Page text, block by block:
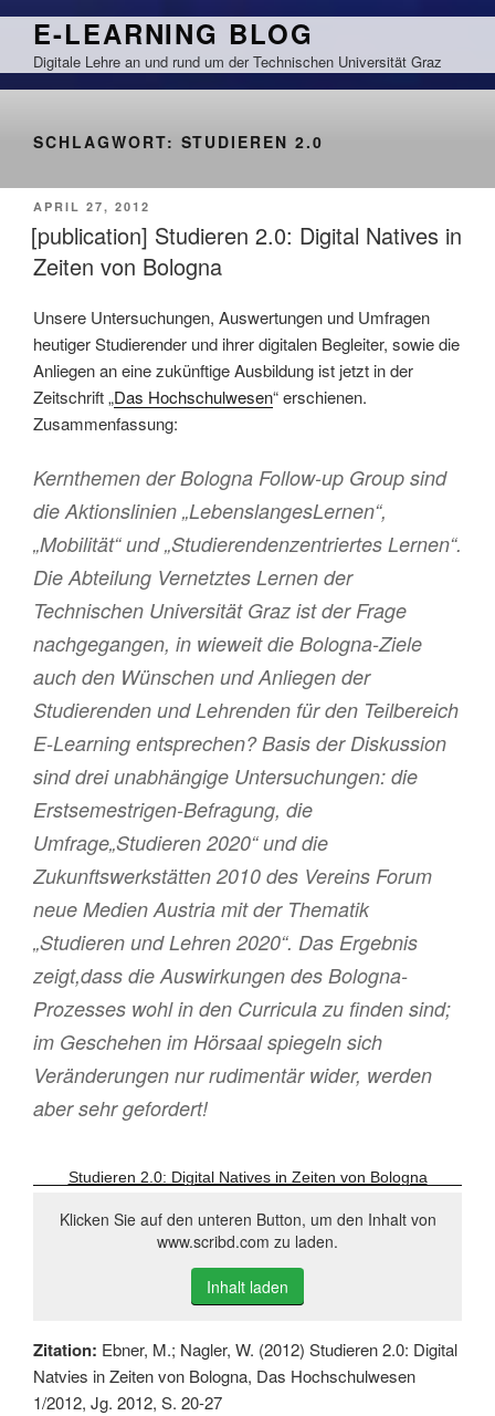
Zum
springen
E-LEARNING BLOG
Digitale Lehre an und rund um der Technischen Universität Graz
SCHLAGWORT: STUDIEREN 2.0
VERÖFFENTLICHT
AM
APRIL 27, 2012
[publication] Studieren 2.0: Digital Natives in
Zeiten von Bologna
Unsere Untersuchungen, Auswertungen und Umfragen
heutiger Studierender und ihrer digitalen Begleiter, sowie die
Anliegen an eine zukünftige Ausbildung ist jetzt in der
Zeitschrift „Das Hochschulwesen“ erschienen.
Zusammenfassung:
Kernthemen der Bologna Follow-up Group sind
die Aktionslinien „LebenslangesLernen“,
„Mobilität“ und „Studierendenzentriertes Lernen“.
Die Abteilung Vernetztes Lernen der
Technischen Universität Graz ist der Frage
nachgegangen, in wieweit die Bologna-Ziele
auch den Wünschen und Anliegen der
Studierenden und Lehrenden für den Teilbereich
E-Learning entsprechen? Basis der Diskussion
sind drei unabhängige Untersuchungen: die
Erstsemestrigen-Befragung, die
Umfrage„Studieren 2020“ und die
Zukunftswerkstätten 2010 des Vereins Forum
neue Medien Austria mit der Thematik
„Studieren und Lehren 2020“. Das Ergebnis
zeigt,dass die Auswirkungen des Bologna-
Prozesses wohl in den Curricula zu finden sind;
im Geschehen im Hörsaal spiegeln sich
Veränderungen nur rudimentär wider, werden
aber sehr gefordert!
Studieren 2.0: Digital Natives in Zeiten von Bologna
Klicken Sie auf den unteren Button, um den Inhalt von
www.scribd.com zu laden.
Inhalt laden
Zitation: Ebner, M.; Nagler, W. (2012) Studieren 2.0: Digital
Natvies in Zeiten von Bologna, Das Hochschulwesen
1/2012, Jg. 2012, S. 20-27